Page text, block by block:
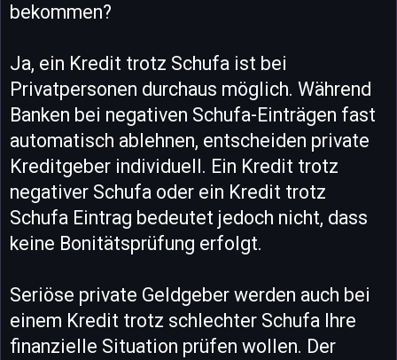
bekommen?
Ja, ein Kredit trotz Schufa ist bei
Privatpersonen durchaus möglich. Während
Banken bei negativen Schufa-Einträgen fast
automatisch ablehnen, entscheiden private
Kreditgeber individuell. Ein Kredit trotz
negativer Schufa oder ein Kredit trotz
Schufa Eintrag bedeutet jedoch nicht, dass
keine Bonitätsprüfung erfolgt.
Seriöse private Geldgeber werden auch bei
einem Kredit trotz schlechter Schufa Ihre
finanzielle Situation prüfen wollen. Der